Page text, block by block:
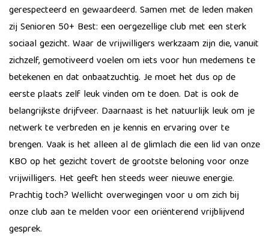
gerespecteerd en gewaardeerd. Samen met de leden maken
zij Senioren 50+ Best: een oergezellige club met een sterk
sociaal gezicht. Waar de vrijwilligers werkzaam zijn die, vanuit
zichzelf, gemotiveerd voelen om iets voor hun medemens te
betekenen en dat onbaatzuchtig. Je moet het dus op de
eerste plaats zelf leuk vinden om te doen. Dat is ook de
belangrijkste drijfveer. Daarnaast is het natuurlijk leuk om je
netwerk te verbreden en je kennis en ervaring over te
brengen. Vaak is het alleen al de glimlach die een lid van onze
KBO op het gezicht tovert de grootste beloning voor onze
vrijwilligers. Het geeft hen steeds weer nieuwe energie.
Prachtig toch? Wellicht overwegingen voor u om zich bij
onze club aan te melden voor een oriënterend vrijblijvend
gesprek.